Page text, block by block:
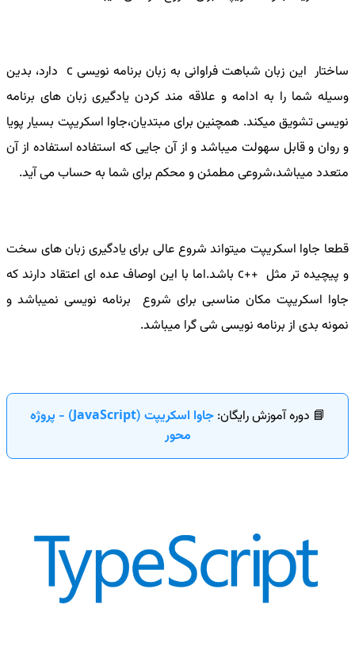
ساختار این زبان شباهت فراوانی به زبان برنامه نویسی c دارد، بدین
وسیله شما را به ادامه و علاقه مند کردن یادگیری زبان های برنامه
نویسی تشویق میکند. همچنین برای مبتدیان،جاوا اسکریپت بسیار پویا
و روان و قابل سهولت میباشد و از آن جایی که استفاده استفاده از آن
متعدد میباشد،شروعی مطمئن و محکم برای شما به حساب می آید.
قطعا جاوا اسکریپت میتواند شروع عالی برای یادگیری زبان های سخت
و پیچیده تر مثل ++c باشد.اما با این اوصاف عده ای اعتقاد دارند که
جاوا اسکریپت مکان مناسبی برای شروع برنامه نویسی نمیباشد و
نمونه بدی از برنامه نویسی شی گرا میباشد.
📘 دوره آموزش رایگان:
جاوا اسکریپت (JavaScript) - پروژه
محور